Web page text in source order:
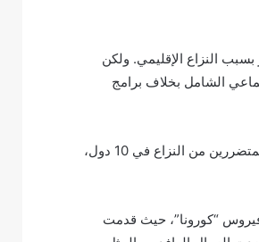
النزاع الإقليمي. ولكن
الشامل بخلاف برامج
على سبيل المثال، قدمت الفلبين تحويلا نقديا لمرة واحدة بقيمة 200 دولار أمريكي للفلبينيين المتضررين من النزاع في 10 دول،
فيروس “كورونا”، حيث قدمت